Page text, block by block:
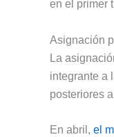
en el primer
Asignación
La
integrante a
posteriores
En abril, el